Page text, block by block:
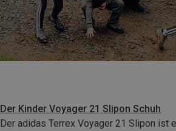
Der Kinder Voyager 21 Slipon Schuh
Der adidas Terrex Voyager 21 Slipon ist